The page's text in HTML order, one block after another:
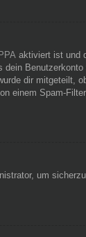
aktiviert ist und
dir mitgeteilt,
einem Spam-
um